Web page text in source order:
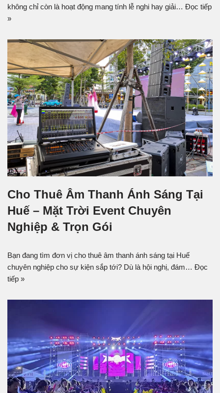
không chỉ còn là hoạt động mang tính lễ nghi hay giải… Đọc tiếp
»
Cho Thuê Âm Thanh Ánh Sáng Tại
Huế – Mặt Trời Event Chuyên
Nghiệp & Trọn Gói
Bạn đang tìm đơn vị cho thuê âm thanh ánh sáng tại Huế
chuyên nghiệp cho sự kiện sắp tới? Dù là hội nghị, đám… Đọc
tiếp »